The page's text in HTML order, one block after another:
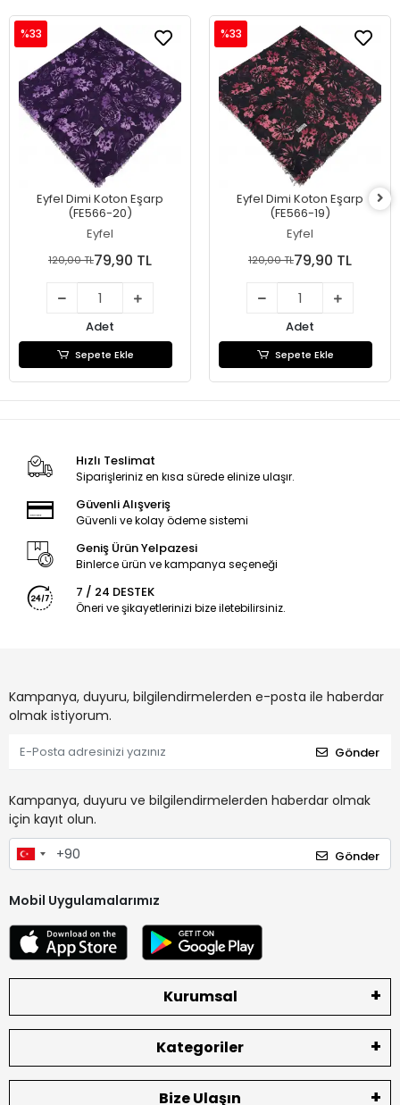
Eyfel Dimi Koton Eşarp
(FE566-20)
Eyfel
%33
120,00 TL79,90 TL
Adet
Sepete Ekle
Eyfel Dimi Koton Eşarp
(FE566-19)
Eyfel
%33
120,00 TL79,90 TL
Adet
Sepete Ekle
Hızlı Teslimat
Siparişleriniz en kısa sürede elinize ulaşır.
Güvenli Alışveriş
Güvenli ve kolay ödeme sistemi
Geniş Ürün Yelpazesi
Binlerce ürün ve kampanya seçeneği
7 / 24 DESTEK
Öneri ve şikayetlerinizi bize iletebilirsiniz.
Kampanya, duyuru, bilgilendirmelerden e-posta ile haberdar
olmak istiyorum.
Gönder
Kampanya, duyuru ve bilgilendirmelerden haberdar olmak
için kayıt olun.
Gönder
Mobil Uygulamalarımız
Kurumsal
Kategoriler
Bize Ulaşın